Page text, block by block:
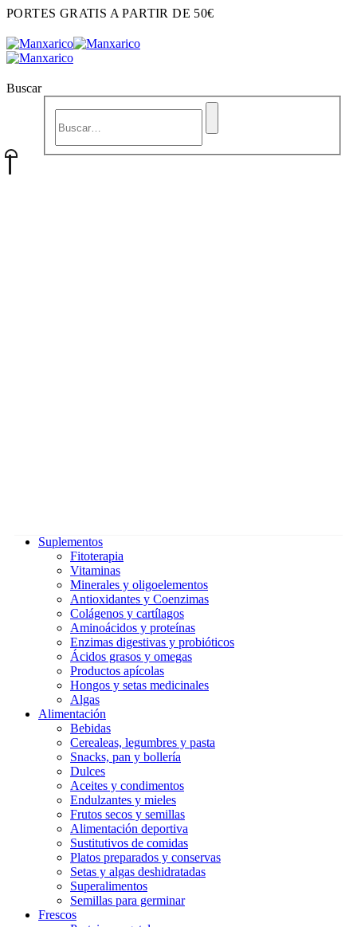
PORTES GRATIS A PARTIR DE 50€
Buscar
Suplementos
Fitoterapia
Vitaminas
Minerales y oligoelementos
Antioxidantes y Coenzimas
Colágenos y cartílagos
Aminoácidos y proteínas
Enzimas digestivas y probióticos
Ácidos grasos y omegas
Productos apícolas
Hongos y setas medicinales
Algas
Alimentación
Bebidas
Cerealeas, legumbres y pasta
Snacks, pan y bollería
Dulces
Aceites y condimentos
Endulzantes y mieles
Frutos secos y semillas
Alimentación deportiva
Sustitutivos de comidas
Platos preparados y conservas
Setas y algas deshidratadas
Superalimentos
Semillas para germinar
Frescos